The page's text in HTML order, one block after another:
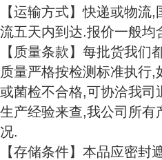
【运输方式】快递或物流
流五天内到达.报价一般均
【质量条款】每批货我们
质量严格按检测标准执行
或菌检不合格,可协洽我司
生产经验来查,我公司所有
况.
【存储条件】本品应密封